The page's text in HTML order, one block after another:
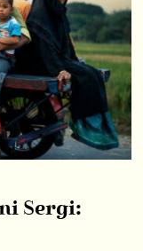
Sergi: